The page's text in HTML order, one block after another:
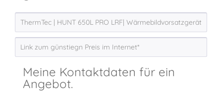
Meine Kontaktdaten für ein
Angebot.